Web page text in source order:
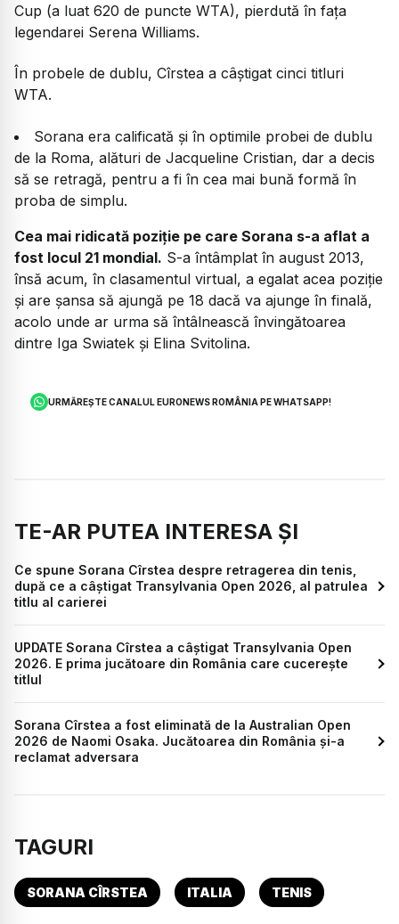
Cup (a luat 620 de puncte WTA), pierdută în fața
legendarei Serena Williams.
În probele de dublu, Cîrstea a câștigat cinci titluri
WTA.
Sorana era calificată și în optimile probei de dublu
de la Roma, alături de Jacqueline Cristian, dar a decis
să se retragă, pentru a fi în cea mai bună formă în
proba de simplu.
Cea mai ridicată poziție pe care Sorana s-a aflat a
fost locul 21 mondial. S-a întâmplat în august 2013,
însă acum, în clasamentul virtual, a egalat acea poziție
și are șansa să ajungă pe 18 dacă va ajunge în finală,
acolo unde ar urma să întâlnească învingătoarea
dintre Iga Swiatek și Elina Svitolina.
URMĂREȘTE CANALUL EURONEWS ROMÂNIA PE WHATSAPP!
TE-AR PUTEA INTERESA ȘI
Ce spune Sorana Cîrstea despre retragerea din tenis,
după ce a câștigat Transylvania Open 2026, al patrulea
titlu al carierei
UPDATE Sorana Cîrstea a câștigat Transylvania Open
2026. E prima jucătoare din România care cucerește
titlul
Sorana Cîrstea a fost eliminată de la Australian Open
2026 de Naomi Osaka. Jucătoarea din România și-a
reclamat adversara
TAGURI
SORANA CÎRSTEA ITALIA TENIS